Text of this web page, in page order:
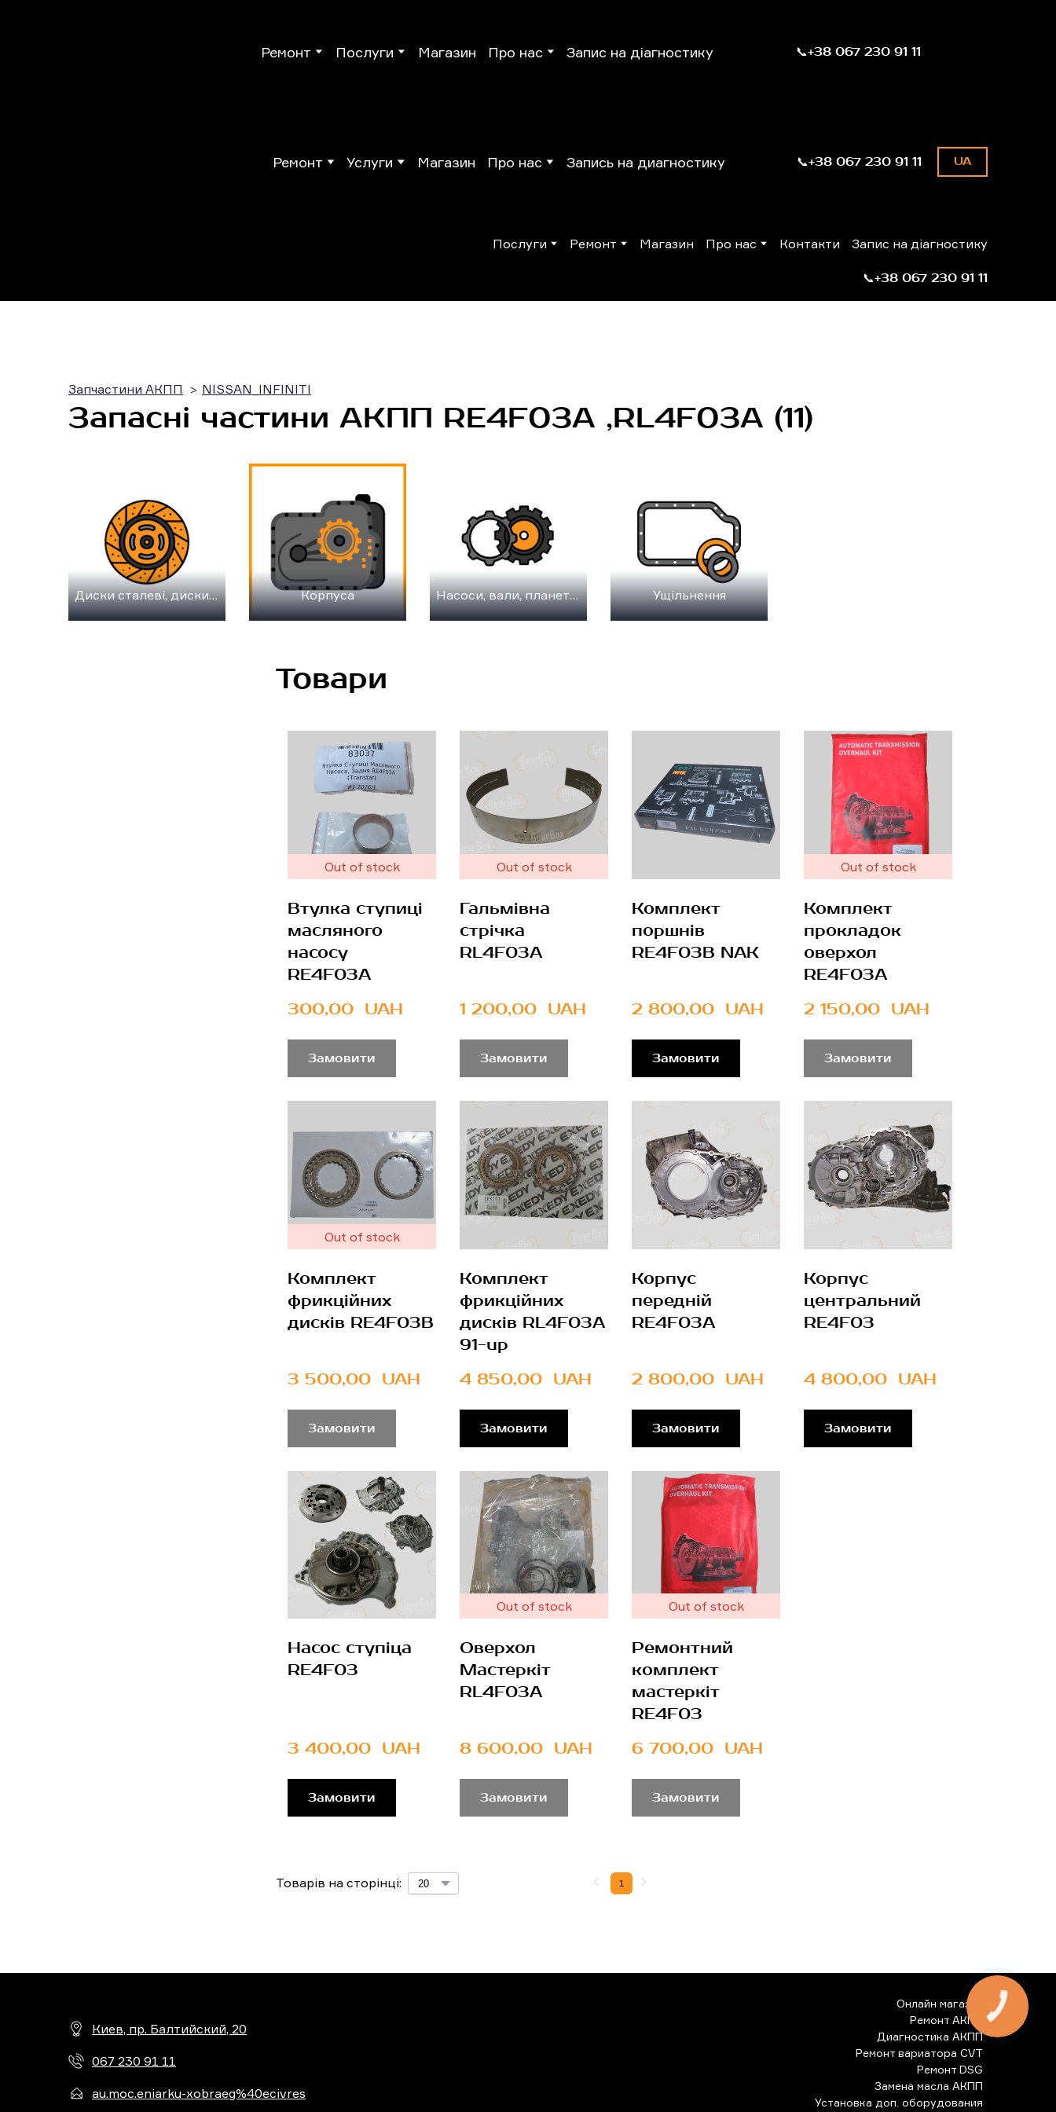
Ремонт Послуги Магазин Про нас Запис на діагностику 📞+38 067 230 91 11
Ремонт Услуги Магазин Про нас Запись на диагностику 📞+38 067 230 91 11 UA
Послуги Ремонт Магазин Про нас Контакти Запис на діагностику
📞+38 067 230 91 11
Запчастини АКПП NISSAN_INFINITI
Запасні частини АКПП RE4F03A ,RL4F03A (11)
Диски сталеві, диски фрикційні Корпуса Насоси, вали, планетарні передачі, шестерні Ущільнення
Товари
Out of stock
Втулка ступиці
масляного
насосу
RE4F03A
300,00  UAH
Замовити
Out of stock
Гальмівна
стрічка
RL4F03A
1 200,00  UAH
Замовити
Комплект
поршнів
RE4F03B NAK
2 800,00  UAH
Замовити
Out of stock
Комплект
прокладок
оверхол
RE4F03A
2 150,00  UAH
Замовити
Out of stock
Комплект
фрикційних
дисків RE4F03B
3 500,00  UAH
Замовити
Комплект
фрикційних
дисків RL4F03A
91-up
4 850,00  UAH
Замовити
Корпус
передній
RE4F03A
2 800,00  UAH
Замовити
Корпус
центральний
RE4F03
4 800,00  UAH
Замовити
Насос ступіца
RE4F03
3 400,00  UAH
Замовити
Out of stock
Оверхол
Мастеркіт
RL4F03A
8 600,00  UAH
Замовити
Out of stock
Ремонтний
комплект
мастеркіт
RE4F03
6 700,00  UAH
Замовити
Товарів на сторінці: 1
Киев, пр. Балтийский, 20
067 230 91 11
au.moc.eniarku-xobraeg%40ecivres
Онлайн магазин
Ремонт АКПП
Диагностика АКПП
Ремонт вариатора CVT
Ремонт DSG
Замена масла АКПП
Установка доп. оборудования